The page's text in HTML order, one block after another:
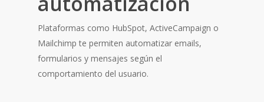
Plataformas como HubSpot, ActiveCampaign o
Mailchimp te permiten automatizar emails,
formularios y mensajes según el
comportamiento del usuario.